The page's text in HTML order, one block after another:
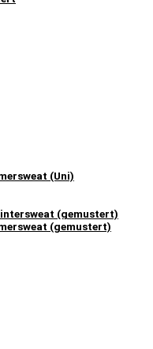
(Uni)
(gemustert)
(gemustert)